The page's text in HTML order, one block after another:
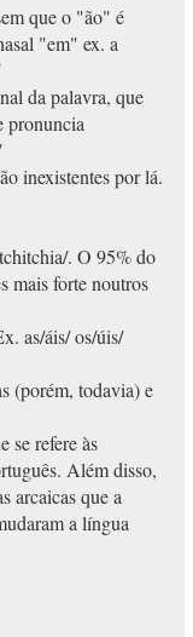
que o "ão" é
"em" ex. a
da palavra, que
pronuncia
inexistentes por lá.
. O 95% do
mais forte noutros
as/áis/ os/úis/
(porém, todavia) e
se refere às
Além disso,
arcaicas que a
a língua